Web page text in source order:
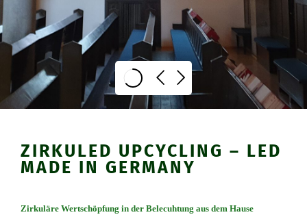
ZIRKULED UPCYCLING – LED
MADE IN GERMANY
Zirkuläre Wertschöpfung in der Belecuhtung aus dem Hause